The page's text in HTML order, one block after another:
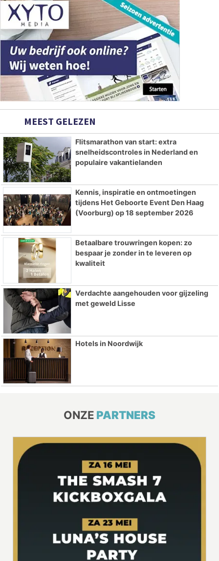
MEEST GELEZEN
Flitsmarathon van start: extra
snelheidscontroles in Nederland en
populaire vakantielanden
Kennis, inspiratie en ontmoetingen
tijdens Het Geboorte Event Den Haag
(Voorburg) op 18 september 2026
Betaalbare trouwringen kopen: zo
bespaar je zonder in te leveren op
kwaliteit
Verdachte aangehouden voor gijzeling
met geweld Lisse
Hotels in Noordwijk
ONZE PARTNERS